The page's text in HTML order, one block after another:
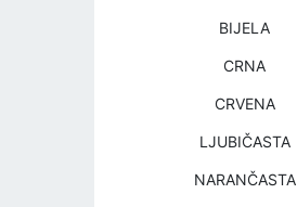
BIJELA
CRNA
CRVENA
LJUBIČASTA
NARANČASTA